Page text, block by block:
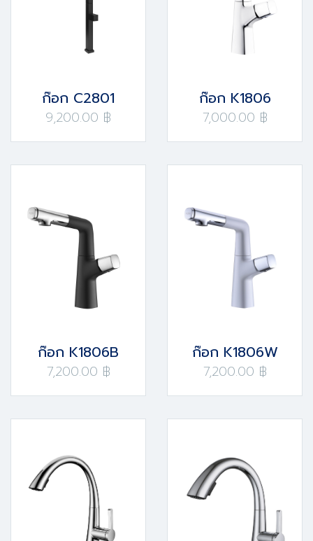
ก๊อก C2801
9,200.00 ฿
ก๊อก K1806
7,000.00 ฿
ก๊อก K1806B
7,200.00 ฿
ก๊อก K1806W
7,200.00 ฿